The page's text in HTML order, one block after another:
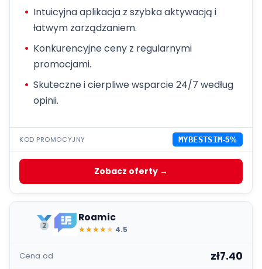
Intuicyjna aplikacja z szybka aktywacją i
łatwym zarządzaniem.
Konkurencyjne ceny z regularnymi
promocjami.
Skuteczne i cierpliwe wsparcie 24/7 według
opinii.
KOD PROMOCYJNY MYBESTSIM-5%
Zobacz oferty →
Roamic
★★★★★ 4.5
Cena od zł7.40